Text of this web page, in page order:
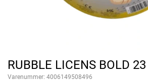
RUBBLE LICENS BOLD
Varenummer: 4006149508496